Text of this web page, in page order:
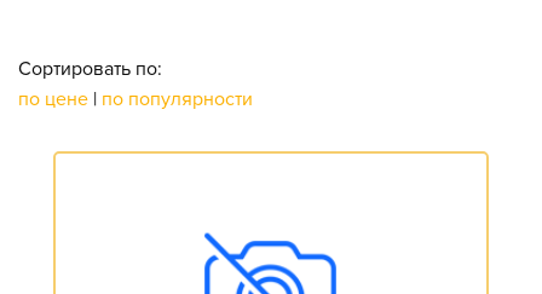
Сортировать по:
по цене | по популярности